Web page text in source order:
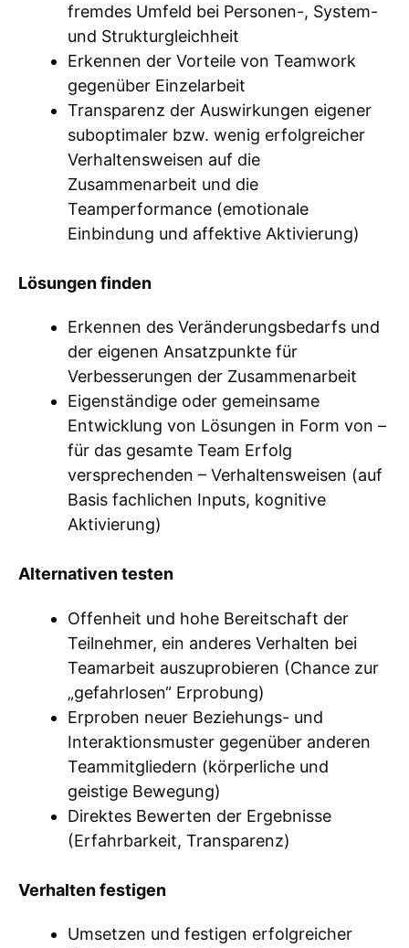
fremdes Umfeld bei Personen-, System-
und Strukturgleichheit
Erkennen der Vorteile von Teamwork
gegenüber Einzelarbeit
Transparenz der Auswirkungen eigener
suboptimaler bzw. wenig erfolgreicher
Verhaltensweisen auf die
Zusammenarbeit und die
Teamperformance (emotionale
Einbindung und affektive Aktivierung)
Lösungen finden
Erkennen des Veränderungsbedarfs und
der eigenen Ansatzpunkte für
Verbesserungen der Zusammenarbeit
Eigenständige oder gemeinsame
Entwicklung von Lösungen in Form von –
für das gesamte Team Erfolg
versprechenden – Verhaltensweisen (auf
Basis fachlichen Inputs, kognitive
Aktivierung)
Alternativen testen
Offenheit und hohe Bereitschaft der
Teilnehmer, ein anderes Verhalten bei
Teamarbeit auszuprobieren (Chance zur
„gefahrlosen“ Erprobung)
Erproben neuer Beziehungs- und
Interaktionsmuster gegenüber anderen
Teammitgliedern (körperliche und
geistige Bewegung)
Direktes Bewerten der Ergebnisse
(Erfahrbarkeit, Transparenz)
Verhalten festigen
Umsetzen und festigen erfolgreicher